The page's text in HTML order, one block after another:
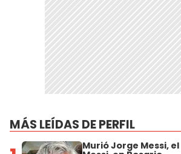
MÁS LEÍDAS DE PERFIL
Murió Jorge Messi,